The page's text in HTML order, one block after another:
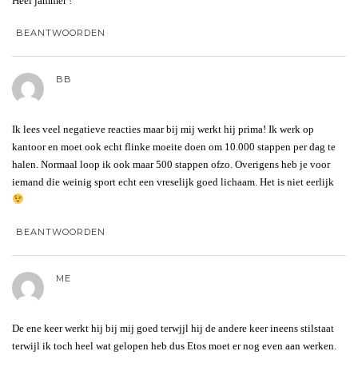
BEANTWOORDEN
BB
Ik lees veel negatieve reacties maar bij mij werkt hij prima! Ik werk op
kantoor en moet ook echt flinke moeite doen om 10.000 stappen per dag te
halen. Normaal loop ik ook maar 500 stappen ofzo. Overigens heb je voor
iemand die weinig sport echt een vreselijk goed lichaam. Het is niet eerlijk
BEANTWOORDEN
ME
De ene keer werkt hij bij mij goed terwjjl hij de andere keer ineens stilstaat
terwijl ik toch heel wat gelopen heb dus Etos moet er nog even aan werken.